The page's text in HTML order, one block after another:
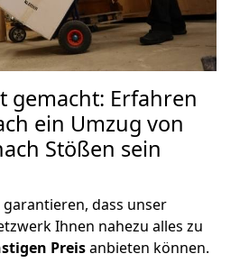
gemacht: Erfahren
ein Umzug von
Stößen sein
dass unser
Ihnen nahezu alles zu
Preisanbieten können.